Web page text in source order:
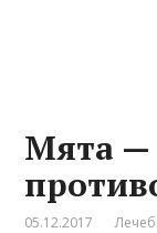
Мята —
05.12.2017